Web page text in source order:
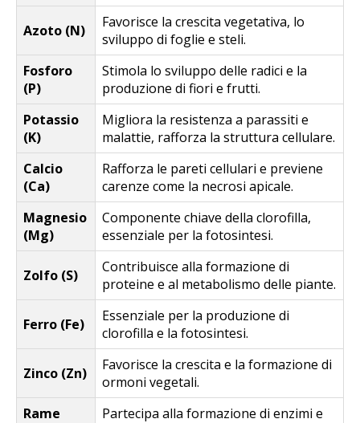
Azoto (N)
Favorisce la crescita vegetativa, lo
sviluppo di foglie e steli.
Fosforo
(P)
Stimola lo sviluppo delle radici e la
produzione di fiori e frutti.
Potassio
(K)
Migliora la resistenza a parassiti e
malattie, rafforza la struttura cellulare.
Calcio
(Ca)
Rafforza le pareti cellulari e previene
carenze come la necrosi apicale.
Magnesio
(Mg)
Componente chiave della clorofilla,
essenziale per la fotosintesi.
Zolfo (S)
Contribuisce alla formazione di
proteine e al metabolismo delle piante.
Ferro (Fe)
Essenziale per la produzione di
clorofilla e la fotosintesi.
Zinco (Zn)
Favorisce la crescita e la formazione di
ormoni vegetali.
Rame
Partecipa alla formazione di enzimi e